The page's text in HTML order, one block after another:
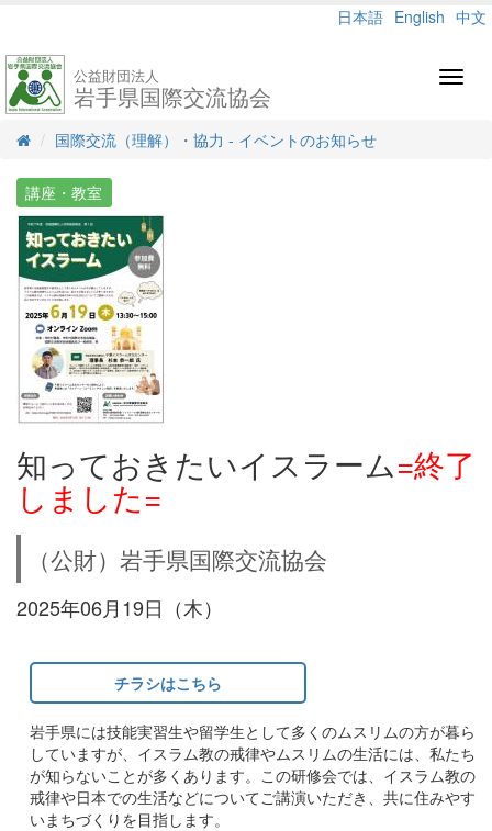
日本語 English 中文
公益財団法人
岩手県国際交流協会
国際交流（理解）・協力 - イベントのお知らせ
講座・教室
知っておきたいイスラーム=終了
しました=
（公財）岩手県国際交流協会
2025年06月19日（木）
チラシはこちら
岩手県には技能実習生や留学生として多くのムスリムの方が暮ら
していますが、イスラム教の戒律やムスリムの生活には、私たち
が知らないことが多くあります。この研修会では、イスラム教の
戒律や日本での生活などについてご講演いただき、共に住みやす
いまちづくりを目指します。